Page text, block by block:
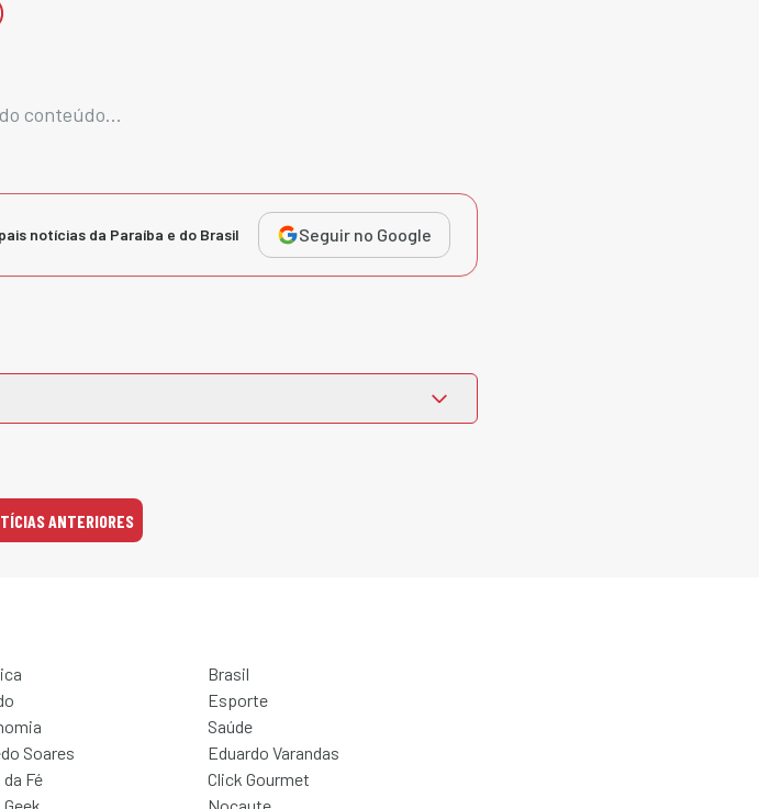
conteúdo...
notícias da Paraíba e do Brasil Seguir no Google
ANTERIORES
Brasil
Esporte
Saúde
Soares
Eduardo Varandas
Fé
Click Gourmet